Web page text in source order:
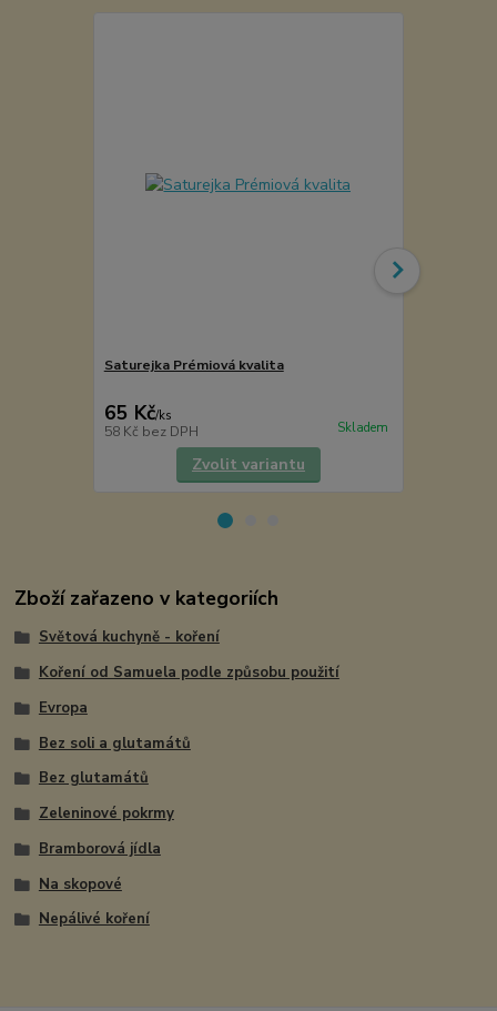
Saturejka Prémiová kvalita
65 Kč/ks
58 Kč bez DPH Skladem
Zvolit variantu
Zboží zařazeno v kategoriích
Světová kuchyně - koření
Koření od Samuela podle způsobu použití
Evropa
Bez soli a glutamátů
Bez glutamátů
Zeleninové pokrmy
Bramborová jídla
Na skopové
Nepálivé koření